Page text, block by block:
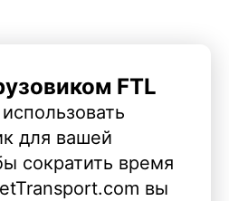
FTL
для вашей
сократить время
вы